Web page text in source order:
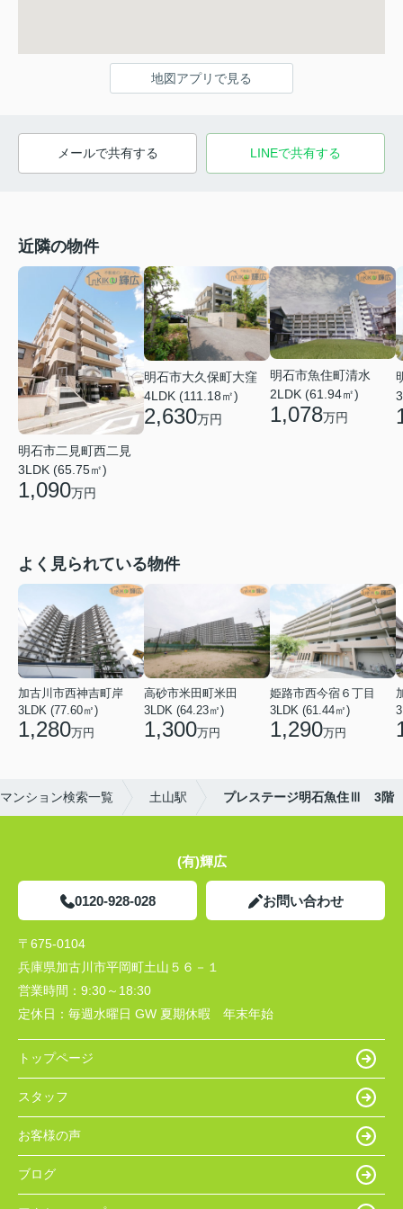
地図アプリで見る
メールで共有する LINEで共有する
近隣の物件
明石市二見町西二見
3LDK (65.75㎡)
1,090万円
明石市大久保町大窪
4LDK (111.18㎡)
2,630万円
明石市魚住町清水
2LDK (61.94㎡)
1,078万円
よく見られている物件
加古川市西神吉町岸
3LDK (77.60㎡)
1,280万円
高砂市米田町米田
3LDK (64.23㎡)
1,300万円
姫路市西今宿６丁目
3LDK (61.44㎡)
1,290万円
ンション検索一覧 土山駅 プレステージ明石魚住Ⅲ 3階
(有)輝広
0120-928-028 お問い合わせ
〒675-0104
兵庫県加古川市平岡町土山５６－１
営業時間： 9:30～18:30
定休日： 毎週水曜日 GW 夏期休暇 年末年始
トップページ
スタッフ
お客様の声
ブログ